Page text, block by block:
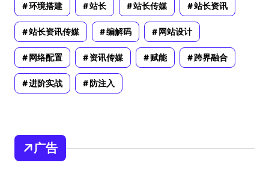
环境搭建 站长 站长传媒 站长资讯
站长资讯传媒 编解码 网站设计
网络配置 资讯传媒 赋能 跨界融合
进阶实战 防注入
广告